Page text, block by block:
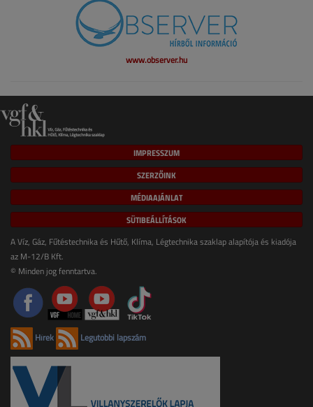
www.observer.hu
IMPRESSZUM
SZERZŐINK
MÉDIAAJÁNLAT
SÜTIBEÁLLÍTÁSOK
A Víz, Gáz, Fűtéstechnika és Hűtő, Klíma, Légtechnika szaklap alapítója és kiadója
az M-12/B Kft.
© Minden jog fenntartva.
Hírek Legutóbbi lapszám